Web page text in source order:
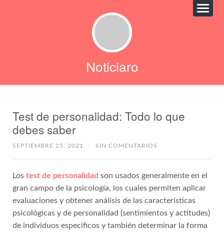
Noticiaro
Test de personalidad: Todo lo que
debes saber
SEPTIEMBRE 25, 2021 / SIN COMENTARIOS
Los test de personalidad son usados generalmente en el
gran campo de la psicología, los cuales permiten aplicar
evaluaciones y obtener análisis de las características
psicológicas y de personalidad (sentimientos y actitudes)
de individuos específicos y también determinar la forma